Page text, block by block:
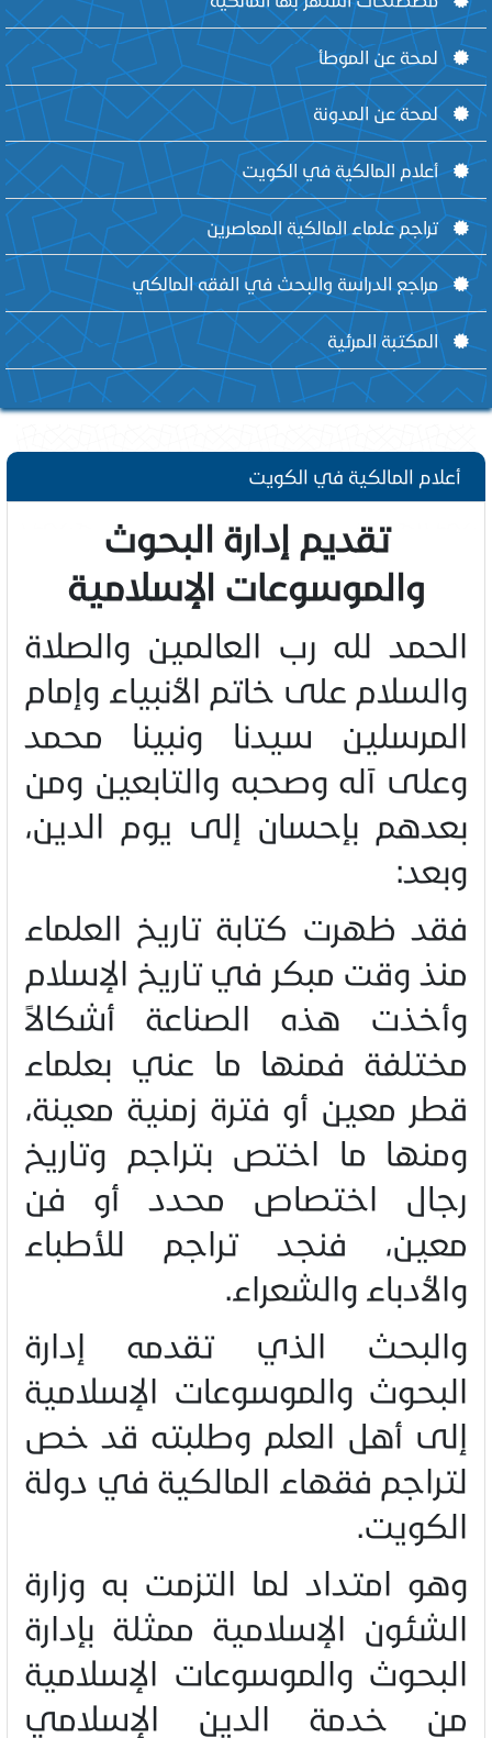
لمحة عن الموطأ
لمحة عن المدونة
أعلام المالكية في الكويت
تراجم علماء المالكية المعاصرين
مراجع الدراسة والبحث في الفقه المالكي
المكتبة المرئية
أعلام المالكية في الكويت
تقديم إدارة البحوث
والموسوعات الإسلامية
الحمد لله رب العالمين والصلاة
والسلام على خاتم الأنبياء وإمام
المرسلين سيدنا ونبينا محمد
وعلى آله وصحبه والتابعين ومن
بعدهم بإحسان إلى يوم الدين،
وبعد :
فقد ظهرت كتابة تاريخ العلماء
منذ وقت مبكر في تاريخ الإسلام
وأخذت هذه الصناعة أشكالاً
مختلفة فمنها ما عني بعلماء
قطر معين أو فترة زمنية معينة،
ومنها ما اختص بتراجم وتاريخ
رجال اختصاص محدد أو فن
معين، فنجد تراجم للأطباء
والأدباء والشعراء.
والبحث الذي تقدمه إدارة
البحوث والموسوعات الإسلامية
إلى أهل العلم وطلبته قد خص
لتراجم فقهاء المالكية في دولة
الكويت.
وهو امتداد لما التزمت به وزارة
الشئون الإسلامية ممثلة بإدارة
البحوث والموسوعات الإسلامية
من خدمة الدين الإسلامي